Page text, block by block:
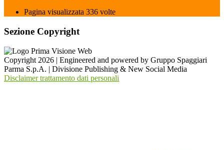
Pagina visualizzata 336 volte
Sezione Copyright
Copyright 2026 | Engineered and powered by Gruppo Spaggiari
Parma S.p.A. | Divisione Publishing & New Social Media
Disclaimer trattamento dati personali